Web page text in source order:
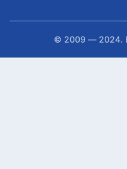
© 2009 — 2024.